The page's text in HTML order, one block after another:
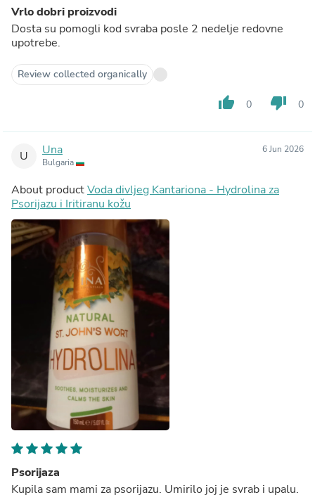
Vrlo dobri proizvodi
Dosta su pomogli kod svraba posle 2 nedelje redovne
upotrebe.
Review collected organically
thumb_up 0 thumb_down 0
U Una
Bulgaria
6 Jun 2026
About productVoda divljeg Kantariona - Hydrolina za
Psorijazu i Iritiranu kožu
Psorijaza
Kupila sam mami za psorijazu. Umirilo joj je svrab i upalu.